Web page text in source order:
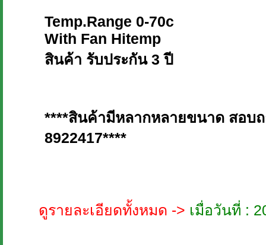
Temp.Range 0-70c
With Fan Hitemp
สินค้า รับประกัน 3 ปี
****สินค้ามีหลากหลายขนาด สอบถ
8922417****
ดูรายละเอียดทั้งหมด -> เมื่อวันที่ :